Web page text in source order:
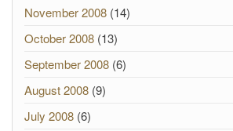
November 2008 (14)
October 2008 (13)
September 2008 (6)
August 2008 (9)
July 2008 (6)